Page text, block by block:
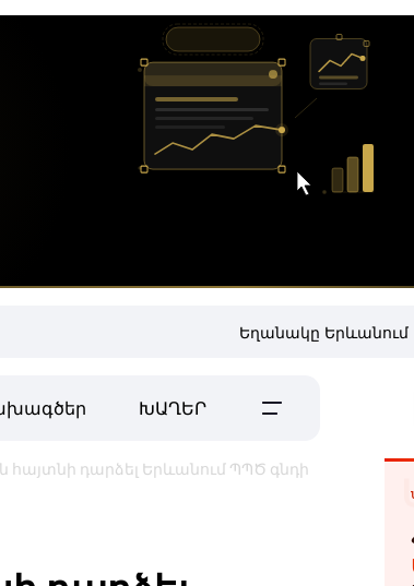
Եղանակը Երևանում
ԽԱՂԵՐ
հայտնի դարձել Երևանում ՊՊԾ գնդի